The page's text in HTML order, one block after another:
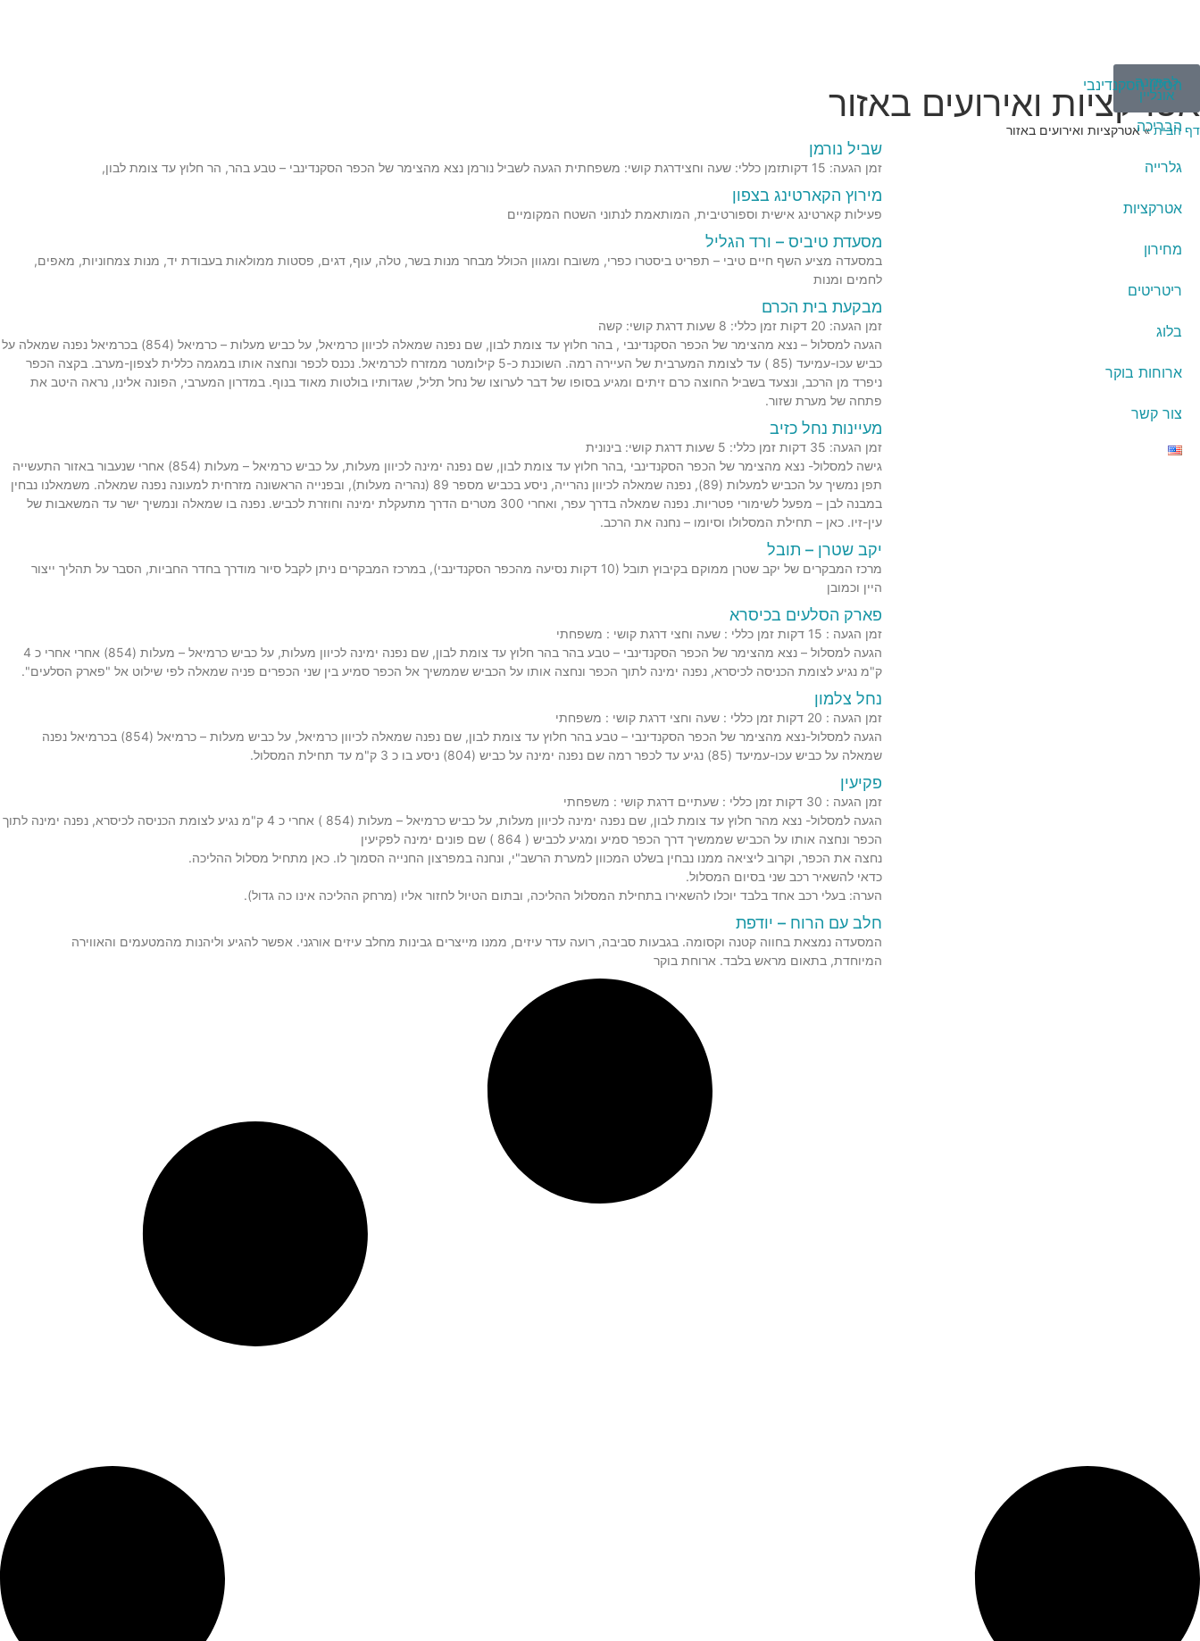
להזמנה
אונליין
הסלון הסקנדינבי
הבריכה
גלרייה
אטרקציות
מחירון
ריטריטים
בלוג
ארוחות בוקר
צור קשר
אטרקציות ואירועים באזור
דף הבית» אטרקציות ואירועים באזור
שביל נורמן
זמן הגעה: 15 דקותזמן כללי: שעה וחצידרגת קושי: משפחתית הגעה לשביל נורמן נצא מהצימר של הכפר הסקנדינבי – טבע בהר, הר חלוץ עד צומת לבון,
מירוץ הקארטינג בצפון
פעילות קארטינג אישית וספורטיבית, המותאמת לנתוני השטח המקומיים
מסעדת טיביס – ורד הגליל
במסעדה מציע השף חיים טיבי – תפריט ביסטרו כפרי, משובח ומגוון הכולל מבחר מנות בשר, טלה, עוף, דגים, פסטות ממולאות בעבודת יד, מנות צמחוניות, מאפים,
לחמים ומנות
מבקעת בית הכרם
זמן הגעה: 20 דקות זמן כללי: 8 שעות דרגת קושי: קשה
הגעה למסלול – נצא מהצימר של הכפר הסקנדינבי , בהר חלוץ עד צומת לבון, שם נפנה שמאלה לכיוון כרמיאל, על כביש מעלות – כרמיאל (854) בכרמיאל נפנה שמאלה על
כביש עכו-עמיעד (85 ) עד לצומת המערבית של העיירה רמה. השוכנת כ-5 קילומטר ממזרח לכרמיאל. נכנס לכפר ונחצה אותו במגמה כללית לצפון-מערב. בקצה הכפר
ניפרד מן הרכב, ונצעד בשביל החוצה כרם זיתים ומגיע בסופו של דבר לערוצו של נחל תליל, שגדותיו בולטות מאוד בנוף. במדרון המערבי, הפונה אלינו, נראה היטב את
פתחה של מערת שזור.
מעיינות נחל כזיב
זמן הגעה: 35 דקות זמן כללי: 5 שעות דרגת קושי: בינונית
גישה למסלול- נצא מהצימר של הכפר הסקנדינבי ,בהר חלוץ עד צומת לבון, שם נפנה ימינה לכיוון מעלות, על כביש כרמיאל – מעלות (854) אחרי שנעבור באזור התעשייה
תפן נמשיך על הכביש למעלות (89), נפנה שמאלה לכיוון נהרייה, ניסע בכביש מספר 89 (נהריה מעלות), ובפנייה הראשונה מזרחית למעונה נפנה שמאלה. משמאלנו נבחין
במבנה לבן – מפעל לשימורי פטריות. נפנה שמאלה בדרך עפר, ואחרי 300 מטרים הדרך מתעקלת ימינה וחוזרת לכביש. נפנה בו שמאלה ונמשיך ישר עד המשאבות של
עין-זיו. כאן – תחילת המסלולו וסיומו – נחנה את הרכב.
יקב שטרן – תובל
מרכז המבקרים של יקב שטרן ממוקם בקיבוץ תובל (10 דקות נסיעה מהכפר הסקנדינבי), במרכז המבקרים ניתן לקבל סיור מודרך בחדר החביות, הסבר על תהליך ייצור
היין וכמובן
פארק הסלעים בכיסרא
זמן הגעה : 15 דקות זמן כללי : שעה וחצי דרגת קושי : משפחתי
הגעה למסלול – נצא מהצימר של הכפר הסקנדינבי – טבע בהר בהר חלוץ עד צומת לבון, שם נפנה ימינה לכיוון מעלות, על כביש כרמיאל – מעלות (854) אחרי אחרי כ 4
ק"מ נגיע לצומת הכניסה לכיסרא, נפנה ימינה לתוך הכפר ונחצה אותו על הכביש שממשיך אל הכפר סמיע בין שני הכפרים פניה שמאלה לפי שילוט אל "פארק הסלעים".
נחל צלמון
זמן הגעה : 20 דקות זמן כללי : שעה וחצי דרגת קושי : משפחתי
הגעה למסלול-נצא מהצימר של הכפר הסקנדינבי – טבע בהר חלוץ עד צומת לבון, שם נפנה שמאלה לכיוון כרמיאל, על כביש מעלות – כרמיאל (854) בכרמיאל נפנה
שמאלה על כביש עכו-עמיעד (85) נגיע עד לכפר רמה שם נפנה ימינה על כביש (804) ניסע בו כ 3 ק"מ עד תחילת המסלול.
פקיעין
זמן הגעה : 30 דקות זמן כללי : שעתיים דרגת קושי : משפחתי
הגעה למסלול- נצא מהר חלוץ עד צומת לבון, שם נפנה ימינה לכיוון מעלות, על כביש כרמיאל – מעלות (854 ) אחרי כ 4 ק"מ נגיע לצומת הכניסה לכיסרא, נפנה ימינה לתוך
הכפר ונחצה אותו על הכביש שממשיך דרך הכפר סמיע ומגיע לכביש ( 864 ) שם פונים ימינה לפקיעין
נחצה את הכפר, וקרוב ליציאה ממנו נבחין בשלט המכוון למערת הרשב"י, ונחנה במפרצון החנייה הסמוך לו. כאן מתחיל מסלול ההליכה.
כדאי להשאיר רכב שני בסיום המסלול.
הערה: בעלי רכב אחד בלבד יוכלו להשאירו בתחילת המסלול ההליכה, ובתום הטיול לחזור אליו (מרחק ההליכה אינו כה גדול).
חלב עם הרוח – יודפת
המסעדה נמצאת בחווה קטנה וקסומה. בגבעות סביבה, רועה עדר עיזים, ממנו מייצרים גבינות מחלב עיזים אורגני. אפשר להגיע וליהנות מהמטעמים והאווירה
המיוחדת, בתאום מראש בלבד. ארוחת בוקר